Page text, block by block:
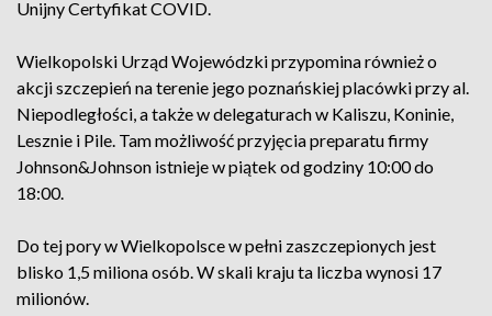
Unijny Certyfikat COVID.
Wielkopolski Urząd Wojewódzki przypomina również o
akcji szczepień na terenie jego poznańskiej placówki przy al.
Niepodległości, a także w delegaturach w Kaliszu, Koninie,
Lesznie i Pile. Tam możliwość przyjęcia preparatu firmy
Johnson&Johnson istnieje w piątek od godziny 10:00 do
18:00.
Do tej pory w Wielkopolsce w pełni zaszczepionych jest
blisko 1,5 miliona osób. W skali kraju ta liczba wynosi 17
milionów.